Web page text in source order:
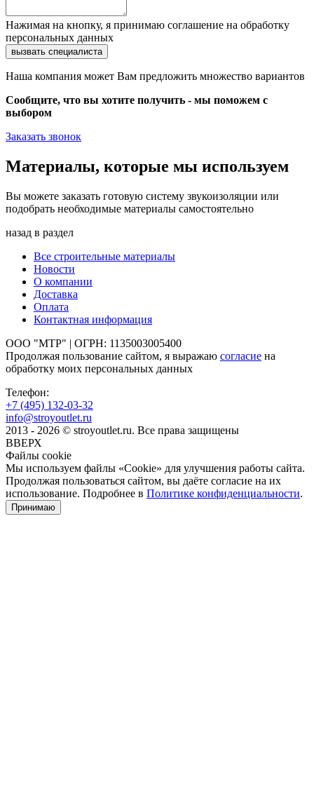
Нажимая на кнопку, я принимаю соглашение на обработку
персональных данных
Наша компания может Вам предложить множество вариантов
Сообщите, что вы хотите получить - мы поможем с
выбором
Заказать звонок
Материалы, которые мы используем
Вы можете заказать готовую систему звукоизоляции или
подобрать необходимые материалы самостоятельно
назад в раздел
Все строительные материалы
Новости
О компании
Доставка
Оплата
Контактная информация
ООО "МТР" | ОГРН: 1135003005400
Продолжая пользование сайтом, я выражаю согласие на
обработку моих персональных данных
Телефон:
+7 (495) 132-03-32
info@stroyoutlet.ru
2013 - 2026 © stroyoutlet.ru. Все права защищены
ВВЕРХ
Файлы cookie
Мы используем файлы «Cookie» для улучшения работы сайта.
Продолжая пользоваться сайтом, вы даёте согласие на их
использование. Подробнее в Политике конфиденциальности.
Принимаю